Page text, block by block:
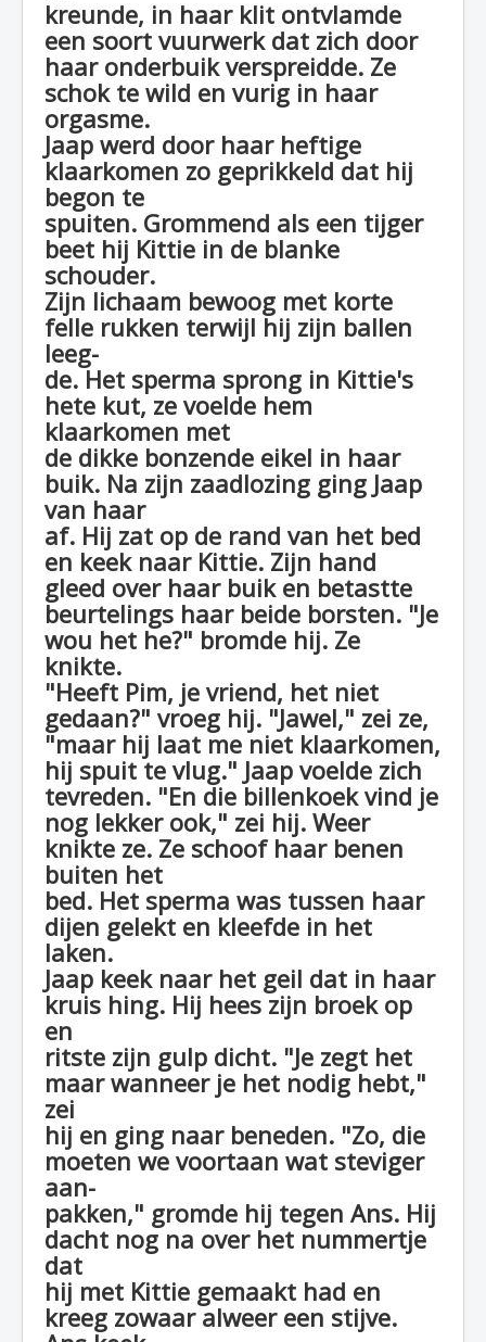
kreunde, in haar klit ontvlamde
een soort vuurwerk dat zich door
haar onderbuik verspreidde. Ze
schok te wild en vurig in haar
orgasme.
Jaap werd door haar heftige
klaarkomen zo geprikkeld dat hij
begon te
spuiten. Grommend als een tijger
beet hij Kittie in de blanke
schouder.
Zijn lichaam bewoog met korte
felle rukken terwijl hij zijn ballen
leeg-
de. Het sperma sprong in Kittie's
hete kut, ze voelde hem
klaarkomen met
de dikke bonzende eikel in haar
buik. Na zijn zaadlozing ging Jaap
van haar
af. Hij zat op de rand van het bed
en keek naar Kittie. Zijn hand
gleed over haar buik en betastte
beurtelings haar beide borsten. "Je
wou het he?" bromde hij. Ze
knikte.
"Heeft Pim, je vriend, het niet
gedaan?" vroeg hij. "Jawel," zei ze,
"maar hij laat me niet klaarkomen,
hij spuit te vlug." Jaap voelde zich
tevreden. "En die billenkoek vind je
nog lekker ook," zei hij. Weer
knikte ze. Ze schoof haar benen
buiten het
bed. Het sperma was tussen haar
dijen gelekt en kleefde in het
laken.
Jaap keek naar het geil dat in haar
kruis hing. Hij hees zijn broek op
en
ritste zijn gulp dicht. "Je zegt het
maar wanneer je het nodig hebt,"
zei
hij en ging naar beneden. "Zo, die
moeten we voortaan wat steviger
aan-
pakken," gromde hij tegen Ans. Hij
dacht nog na over het nummertje
dat
hij met Kittie gemaakt had en
kreeg zowaar alweer een stijve.